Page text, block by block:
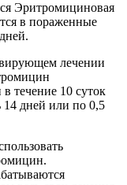
Эритромициновая
в пораженные
лечении
течение 10 суток
14 дней или по 0,5